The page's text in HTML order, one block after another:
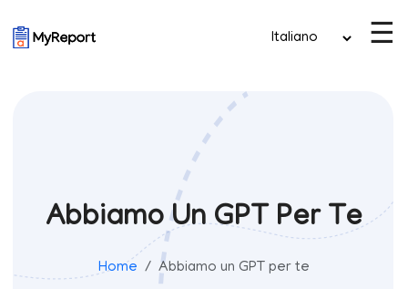
☰
Abbiamo Un GPT Per Te
Home Abbiamo un GPT per te